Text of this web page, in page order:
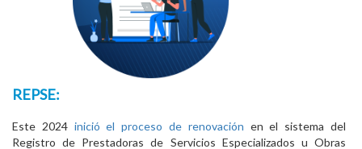
REPSE:
Este 2024 inició el proceso de renovación en el sistema del
Registro de Prestadoras de Servicios Especializados u Obras